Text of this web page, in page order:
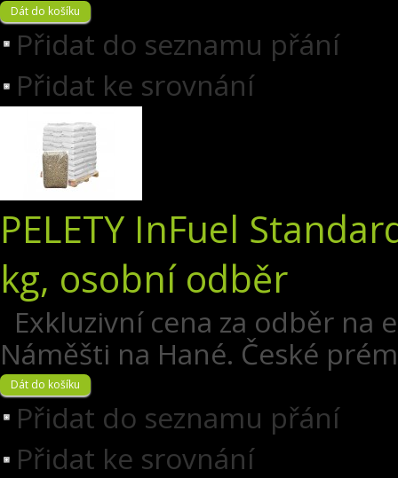
Přidat do seznamu přání
Přidat ke srovnání
PELETY InFuel
kg, osobní odběr
Exkluzivní cena za odběr na
Náměšti na Hané. České
Přidat do seznamu přání
Přidat ke srovnání